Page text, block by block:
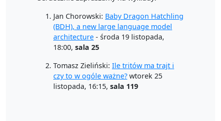
Jan Chorowski: Baby Dragon Hatchling
(BDH), a new large language model
architecture - środa 19 listopada,
18:00, sala 25
Tomasz Zieliński: Ile tritów ma trajt i
czy to w ogóle ważne? wtorek 25
listopada, 16:15, sala 119